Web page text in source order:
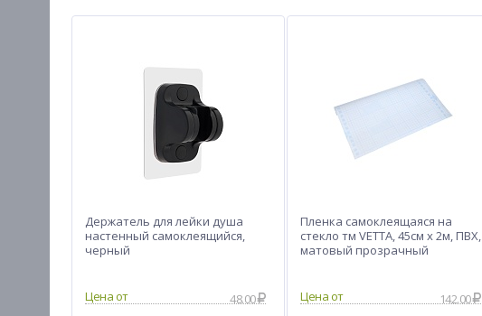
Держатель для лейки душа
настенный самоклеящийся,
черный
48.00
Пленка самоклеящаяся на
стекло тм VETTA, 45см x 2м, ПВХ,
матовый прозрачный
142.00